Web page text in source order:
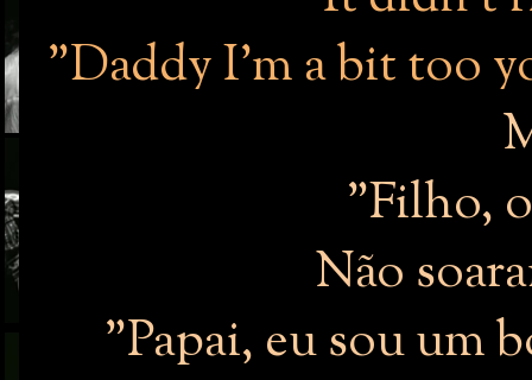
"Daddy I'm a bit too
"Filho,
Não
"Papai, eu sou um